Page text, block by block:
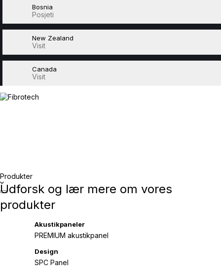
Bosnia
Posjeti
New Zealand
Visit
Canada
Visit
Produkter
Udforsk og lær mere om vores
produkter
Akustikpaneler
PREMIUM akustikpanel
Design
SPC Panel